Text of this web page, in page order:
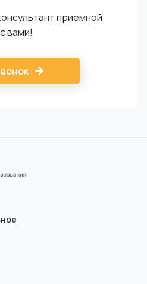
приемной
вами!